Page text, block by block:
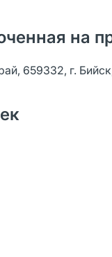
на
659332, г.